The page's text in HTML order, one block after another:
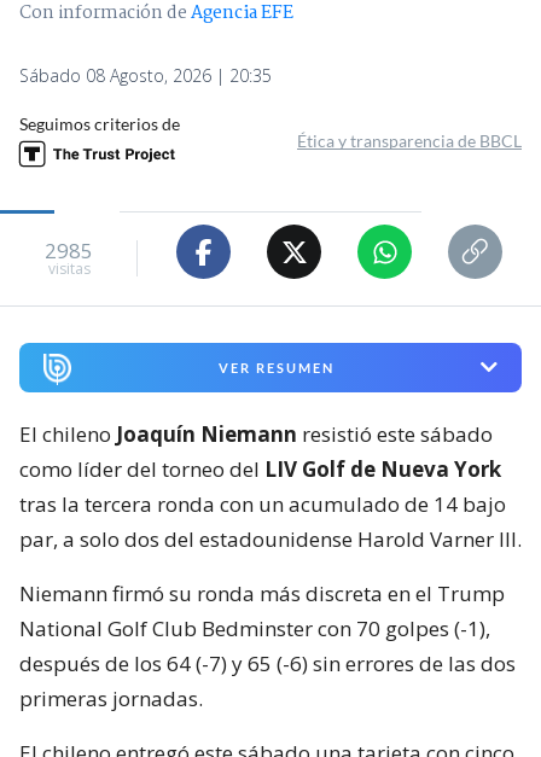
Con información deAgencia EFE
Sábado 08 Agosto, 2026 | 20:35
Seguimos criterios de
Ética y transparencia de BBCL
2985
visitas
VER RESUMEN
El chileno Joaquín Niemann resistió este sábado
como líder del torneo del LIV Golf de Nueva York
tras la tercera ronda con un acumulado de 14 bajo
par, a solo dos del estadounidense Harold Varner III.
Niemann firmó su ronda más discreta en el Trump
National Golf Club Bedminster con 70 golpes (-1),
después de los 64 (-7) y 65 (-6) sin errores de las dos
primeras jornadas.